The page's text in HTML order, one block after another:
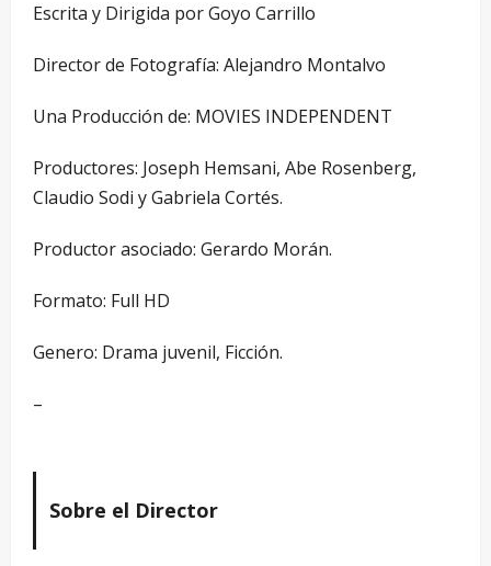
Escrita y Dirigida por Goyo Carrillo
Director de Fotografía: Alejandro Montalvo
Una Producción de: MOVIES INDEPENDENT
Productores: Joseph Hemsani, Abe Rosenberg,
Claudio Sodi y Gabriela Cortés.
Productor asociado: Gerardo Morán.
Formato: Full HD
Genero: Drama juvenil, Ficción.
–
Sobre el Director